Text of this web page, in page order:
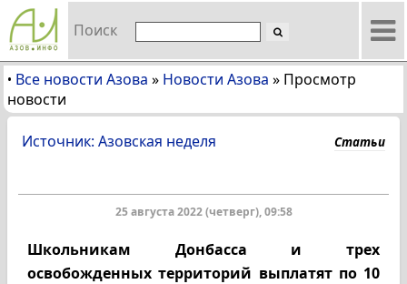
Поиск
• Все новости Азова » Новости Азова » Просмотр
новости
Источник: Азовская неделя Статьи
25 августа 2022 (четверг), 09:58
Школьникам Донбасса и трех
освобожденных территорий выплатят по 10